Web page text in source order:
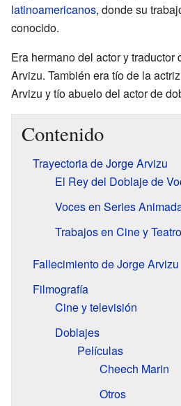
latinoamericanos, donde su
conocido.
Era hermano del actor y traductor
Arvizu. También era tío de la
Arvizu y tío abuelo del actor de
Contenido
Trayectoria de Jorge Arvizu
El Rey del Doblaje de
Voces en Series
Trabajos en Cine y Teatro
Fallecimiento de Jorge Arvizu
Filmografía
Cine y televisión
Doblajes
Películas
Cheech Marin
Otros